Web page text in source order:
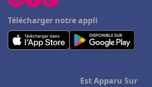
Télécharger notre appli
Est Apparu Sur